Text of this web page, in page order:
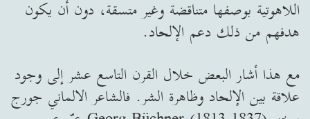
اللاهوتية بوصفها متناقضة وغير متسقة، دون أن يكون
هدفهم من ذلك دعم الإلحاد.
مع هذا أشار البعض خلال القرن التاسع عشر إلى وجود
علاقة بين الإلحاد وظاهرة الشر. فالشاعر الالماني جورج